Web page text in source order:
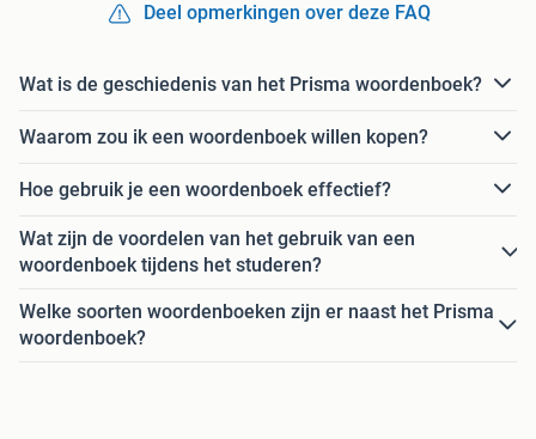
Deel opmerkingen over deze FAQ
Wat is de geschiedenis van het Prisma woordenboek?
Waarom zou ik een woordenboek willen kopen?
Hoe gebruik je een woordenboek effectief?
Wat zijn de voordelen van het gebruik van een
woordenboek tijdens het studeren?
Welke soorten woordenboeken zijn er naast het Prisma
woordenboek?